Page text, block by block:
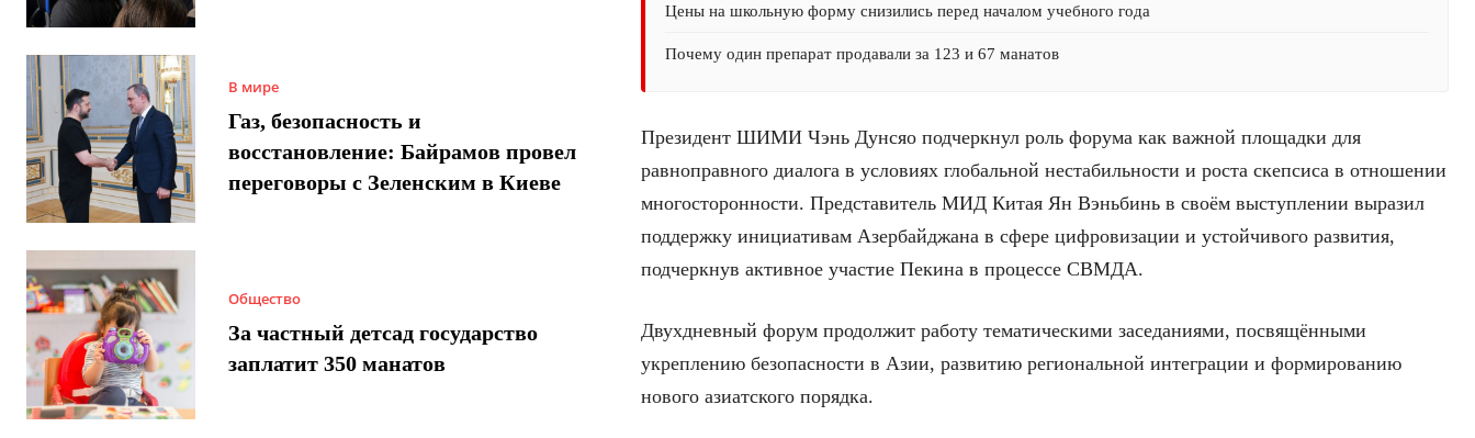
В мире
Газ, безопасность и
восстановление: Байрамов провел
переговоры с Зеленским в Киеве
Общество
За частный детсад государство
заплатит 350 манатов
Цены на школьную форму снизились перед началом учебного года
Почему один препарат продавали за 123 и 67 манатов
Президент ШИМИ Чэнь Дунсяо подчеркнул роль форума как важной площадки для
равноправного диалога в условиях глобальной нестабильности и роста скепсиса в отношении
многосторонности. Представитель МИД Китая Ян Вэньбинь в своём выступлении выразил
поддержку инициативам Азербайджана в сфере цифровизации и устойчивого развития,
подчеркнув активное участие Пекина в процессе СВМДА.
Двухдневный форум продолжит работу тематическими заседаниями, посвящёнными
укреплению безопасности в Азии, развитию региональной интеграции и формированию
нового азиатского порядка.